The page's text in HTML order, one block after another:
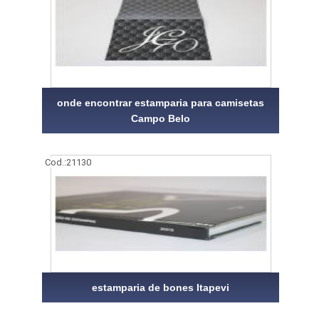
onde encontrar estamparia para camisetas
Campo Belo
Cod.:21130
estamparia de bones Itapevi